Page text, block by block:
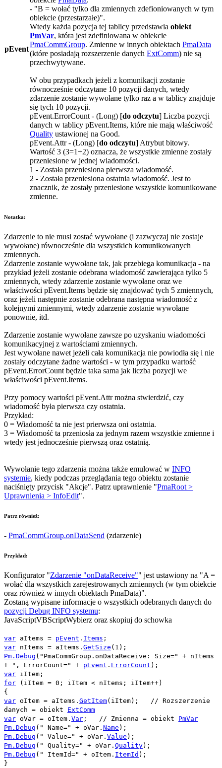
pEvent
- "B = wołać tylko dla zmiennych zdefioniowanych w tym
obiekcie (przestarzałe)".
Wtedy każda pozycja tej tablicy przedstawia obiekt
PmVar, która jest zdefiniowana w obiekcie
PmaCommGroup. Zmienne w innych obiektach PmaData
(które posiadają rozszerzenie danych ExtComm) nie są
przechwytywane.
W obu przypadkach jeżeli z komunikacji zostanie
równocześnie odczytane 10 pozycji danych, wtedy
zdarzenie zostanie wywołane tylko raz a w tablicy znajduje
się tych 10 pozycji.
pEvent.ErrorCount - (Long) [do odczytu] Liczba pozycji
danych w tablicy pEvent.Items, które nie mają właściwość
Quality ustawionej na Good.
pEvent.Attr- (Long) [do odczytu] Atrybut bitowy.
Wartość 3 (3=1+2) oznacza, że wszystkie zmienne zostały
przeniesione w jednej wiadomości.
1 - Została przeniesiona pierwsza wiadomość.
2 - Została przeniesiona ostatnia wiadomość. Jest to
znacznik, że zostały przeniesione wszystkie komunikowane
zmienne.
Notatka:
Zdarzenie to nie musi zostać wywołane (i zazwyczaj nie zostaje
wywołane) równocześnie dla wszystkich komunikowanych
zmiennych.
Zdarzenie zostanie wywołane tak, jak przebiega komunikacja - na
przykład jeżeli zostanie odebrana wiadomość zawierająca tylko 5
zmiennych, wtedy zdarzenie zostanie wywołane oraz we
właściwości pEvent.Items będzie się znajdować tych 5 zmiennych,
oraz jeżeli następnie zostanie odebrana następna wiadomość z
kolejnymi zmiennymi, wtedy zdarzenie zostanie wywołane
ponownie, itd.
Zdarzenie zostanie wywołane zawsze po uzyskaniu wiadomości
komunikacyjnej z wartościami zmiennych.
Jest wywołane nawet jeżeli cała komunikacja nie powiodła się i nie
zostały odczytane żadne wartości - w tym przypadku wartość
pEvent.ErrorCount będzie taka sama jak liczba pozycji we
właściwości pEvent.Items.
Przy pomocy wartości pEvent.Attrmożna stwierdzić, czy
wiadomość była pierwsza czy ostatnia.
Przykład:
0 = Wiadomość ta nie jest prierwsza oni ostatnia.
3 = Wiadomość ta przeniosła za jednym razem wszystkie zmienne i
wtedy jest jednocześnie pierwszą oraz ostatnią.
Wywołanie tego zdarzenia można także emulować w INFO
systemie, kiedy podczas przeglądania tego obiektu zostanie
naciśnięty przycisk "Akcje". Patrz uprawnienie "PmaRoot >
Uprawnienia > InfoEdit".
Patrz również:
- PmaCommGroup.onDataSend (zdarzenie)
Przykład:
Konfigurator "Zdarzenie "onDataReceive"" jest ustawiony na "A =
wołać dla wszystkich zarejestrowanych zmiennych (w tym obiekcie
oraz również w innych obiektach PmaData)".
Zostaną wypisane informacje o wszystkich odebranych danych do
pozycji Debug INFO systemu:
JavaScriptVBScriptWybierz oraz skopiuj do schowka
var aItems = pEvent . Items ;
var nItems = aItems . GetSize ( 1 );
Pm.Debug ( "PmaCommGroup.onDataReceive: Size=" + nItems
+
", ErrorCount=" + pEvent . ErrorCount );
var iItem ;
for ( iItem = 0 ; iItem < nItems ; iItem++)
{
var oItem = aItems . GetItem( iItem); // Rozszerzenie
danych = obiekt ExtComm
var oVar = oItem . Var ; // Zmienna = obiekt PmVar
Pm.Debug ( " Name=" + oVar . Name );
Pm.Debug ( " Value=" + oVar . Value );
Pm.Debug ( " Quality=" + oVar . Quality);
Pm.Debug ( " ItemId=" + oItem . ItemId );
}